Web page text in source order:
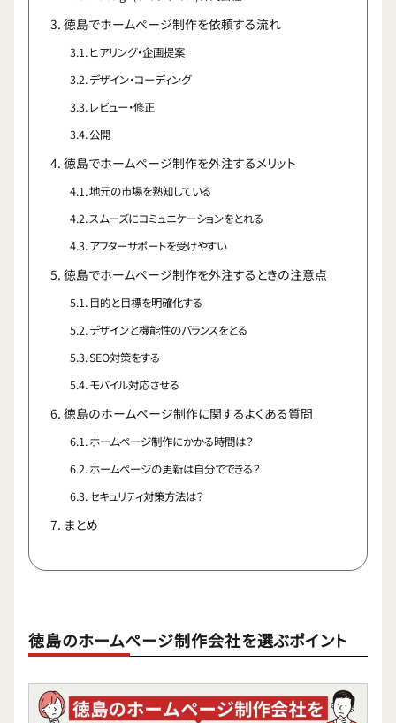
徳島でホームページ制作を依頼する流れ
ヒアリング・企画提案
デザイン・コーディング
レビュー・修正
公開
徳島でホームページ制作を外注するメリット
地元の市場を熟知している
スムーズにコミュニケーションをとれる
アフターサポートを受けやすい
徳島でホームページ制作を外注するときの注意点
目的と目標を明確化する
デザインと機能性のバランスをとる
SEO対策をする
モバイル対応させる
徳島のホームページ制作に関するよくある質問
ホームページ制作にかかる時間は？
ホームページの更新は自分でできる？
セキュリティ対策方法は？
まとめ
徳島のホームページ制作会社を選ぶポイント